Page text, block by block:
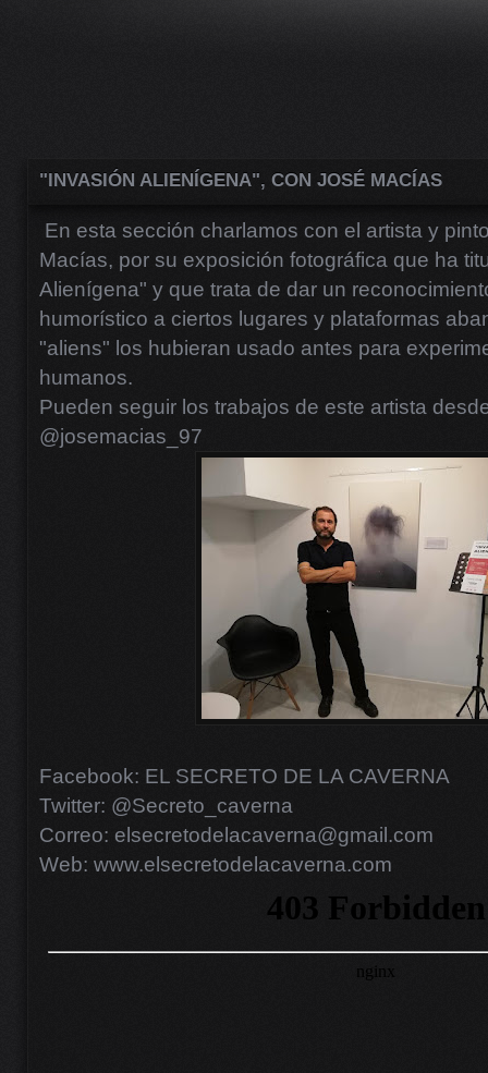
"INVASIÓN ALIENÍGENA", CON JOSÉ MACÍAS
En esta sección charlamos con el artista y
Macías, por su exposición fotográfica que ha
Alienígena" y que trata de dar un
humorístico a ciertos lugares y plataformas
"aliens" los hubieran usado antes para
humanos.
Pueden seguir los trabajos de este artista
@josemacias_97
Facebook: EL SECRETO DE LA CAVERNA
Twitter: @Secreto_caverna
Correo: elsecretodelacaverna@gmail.com
Web: www.elsecretodelacaverna.com